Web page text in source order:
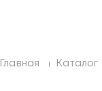
Главная Каталог